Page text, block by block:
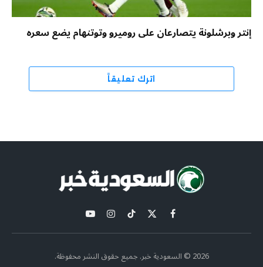
إنتر وبرشلونة يتصارعان على روميرو وتوتنهام يضع سعره
اترك تعليقاً
فيسبوك
X
(Twitter)
تيكتوكالانستغراميوتيوب
2026 © السعودية خبر. جميع حقوق النشر محفوظة.